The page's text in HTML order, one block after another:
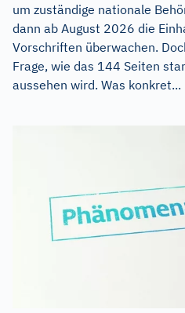
um zuständige nationale
dann ab August 2026 die
Vorschriften überwachen.
Frage, wie das 144 Seiten
aussehen wird. Was konkret...